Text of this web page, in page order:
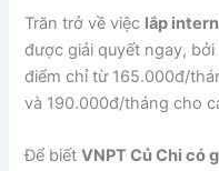
Trăn trở về việc lắp
được giải quyết ngay,
điểm chỉ từ 165.000đ/
và 190.000đ/tháng cho
Để biếtVNPT Củ Chi có